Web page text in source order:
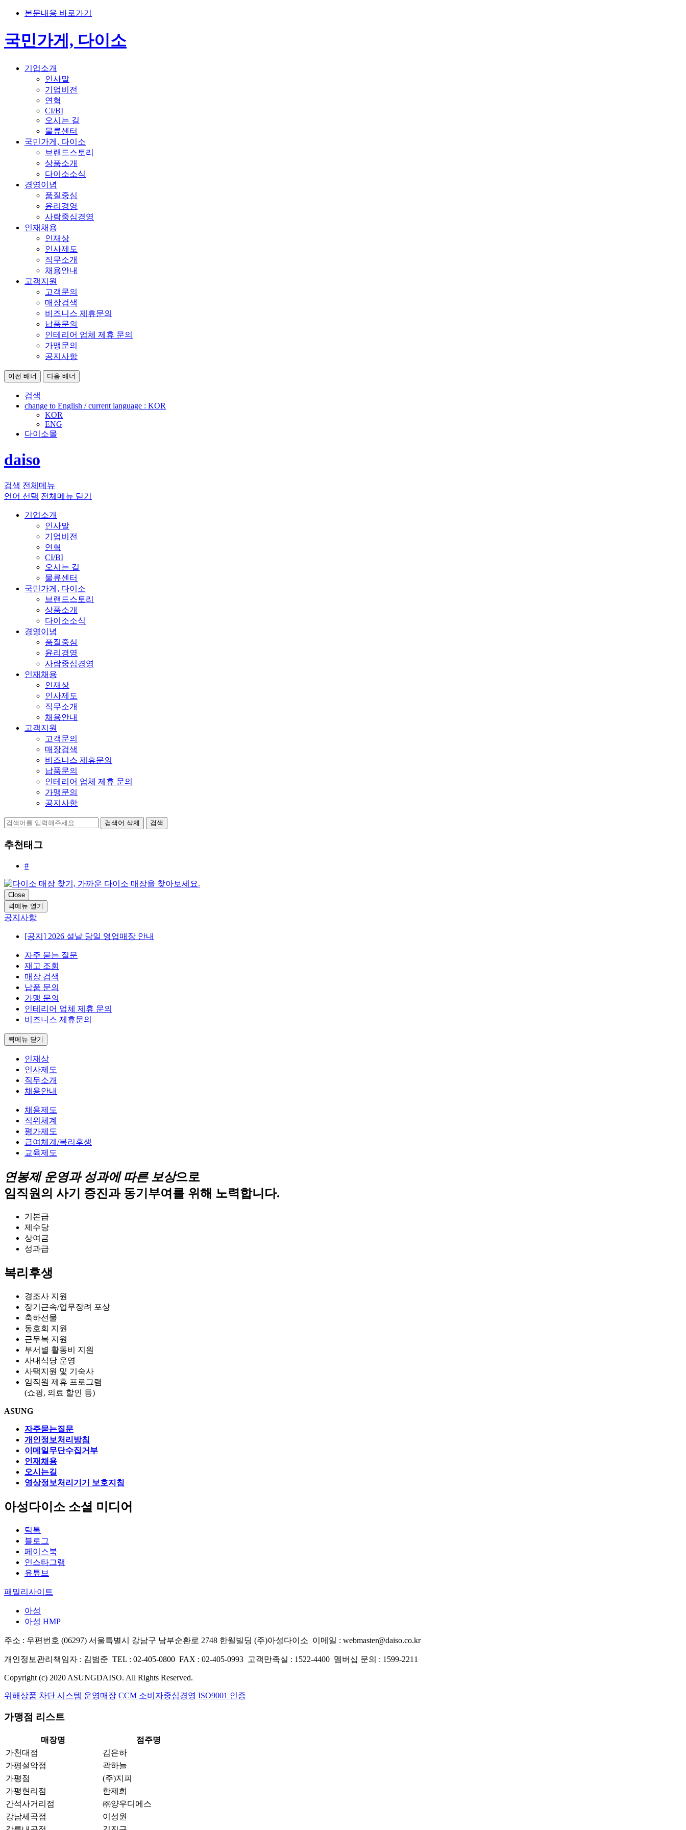
본문내용 바로가기
국민가게, 다이소
기업소개
인사말
기업비전
연혁
CI/BI
오시는 길
물류센터
국민가게, 다이소
브랜드스토리
상품소개
다이소소식
경영이념
품질중심
윤리경영
사람중심경영
인재채용
인재상
인사제도
직무소개
채용안내
고객지원
고객문의
매장검색
비즈니스 제휴문의
납품문의
인테리어 업체 제휴 문의
가맹문의
공지사항
이전 배너 다음 배너
검색
change to English / current language : KOR
KOR
ENG
다이소몰
daiso
검색 전체메뉴
언어 선택 전체메뉴 닫기
기업소개
인사말
기업비전
연혁
CI/BI
오시는 길
물류센터
국민가게, 다이소
브랜드스토리
상품소개
다이소소식
경영이념
품질중심
윤리경영
사람중심경영
인재채용
인재상
인사제도
직무소개
채용안내
고객지원
고객문의
매장검색
비즈니스 제휴문의
납품문의
인테리어 업체 제휴 문의
가맹문의
공지사항
검색어 삭제 검색
추천태그
#
Close
퀵메뉴 열기
공지사항
[공지] 2026 설날 당일 영업매장 안내
자주 묻는 질문
재고 조회
매장 검색
납품 문의
가맹 문의
인테리어 업체 제휴 문의
비즈니스 제휴문의
퀵메뉴 닫기
인재상
인사제도
직무소개
채용안내
채용제도
직위체계
평가제도
급여체계/복리후생
교육제도
연봉제 운영과 성과에 따른 보상으로
임직원의 사기 증진과 동기부여를 위해 노력합니다.
기본급
제수당
상여금
성과급
복리후생
경조사 지원
장기근속/업무장려 포상
축하선물
동호회 지원
근무복 지원
부서별 활동비 지원
사내식당 운영
사택지원 및 기숙사
임직원 제휴 프로그램
(쇼핑, 의료 할인 등)
ASUNG
자주묻는질문
개인정보처리방침
이메일무단수집거부
인재채용
오시는길
영상정보처리기기 보호지침
아성다이소 소셜 미디어
틱톡
블로그
페이스북
인스타그램
유튜브
패밀리사이트
아성
아성 HMP
주소 : 우편번호 (06297) 서울특별시 강남구 남부순환로 2748 한웰빌딩 (주)아성다이소 이메일 : webmaster@daiso.co.kr
개인정보관리책임자 : 김범준 TEL : 02-405-0800 FAX : 02-405-0993 고객만족실 : 1522-4400 멤버십 문의 : 1599-2211
Copyright (c) 2020 ASUNGDAISO. All Rights Reserved.
위해상품 차단 시스템 운영매장 CCM 소비자중심경영 ISO9001 인증
가맹점 리스트
매장명
점주명
가천대점
김은하
가평설악점
곽하늘
가평점
(주)지피
가평현리점
한제희
간석사거리점
㈜양우디에스
강남세곡점
이성원